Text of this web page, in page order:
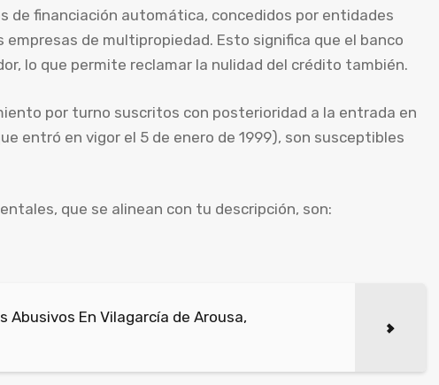
de financiación automática, concedidos por entidades
de multipropiedad. Esto significa que el banco
lo que permite reclamar la nulidad del crédito también.
por turno suscritos con posterioridad a la entrada en
entró en vigor el 5 de enero de 1999), son susceptibles
que se alinean con tu descripción, son:
Abusivos En Vilagarcía de Arousa,